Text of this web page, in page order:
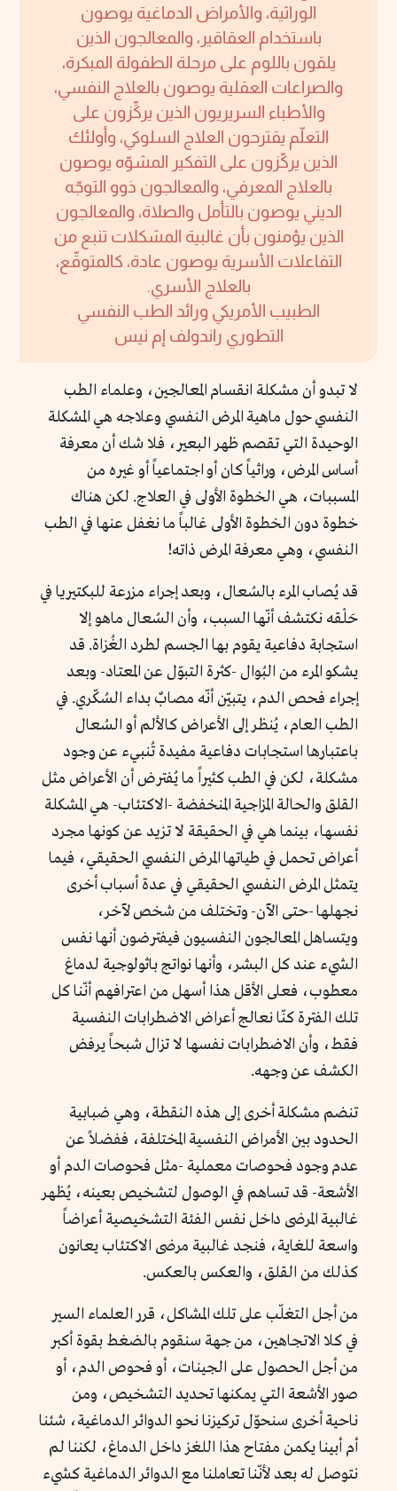
الوراثية، والأمراض الدماغية يوصون
باستخدام العقاقير، والمعالجون الذين
يلقون باللوم على مرحلة الطفولة المبكرة،
والصراعات العقلية يوصون بالعلاج النفسي،
والأطباء السريريون الذين يركِّزون على
التعلّم يقترحون العلاج السلوكي، وأولئك
الذين يركّزون على التفكير المشوّه يوصون
بالعلاج المعرفي، والمعالجون ذوو التوجّه
الديني يوصون بالتأمل والصلاة، والمعالجون
الذين يؤمنون بأن غالبية المشكلات تنبع من
التفاعلات الأسرية يوصون عادة، كالمتوقّع،
بالعلاج الأسري.
الطبيب الأمريكي ورائد الطب النفسي
التطوري راندولف إم نيس
لا تبدو أن مشكلة انقسام المعالجين، وعلماء الطب
النفسي حول ماهية المرض النفسي وعلاجه هي المشكلة
الوحيدة التي تقصم ظهر البعير، فلا شك أن معرفة
أساس المرض، وراثياً كان أو اجتماعياً أو غيره من
المسببات، هي الخطوة الأولى في العلاج. لكن هناك
خطوة دون الخطوة الأولى غالباً ما نغفل عنها في الطب
النفسي، وهي معرفة المرض ذاته!
قد يُصاب المرء بالسُعال، وبعد إجراء مزرعة للبكتيريا في
حَلْقه نكتشف أنّها السبب، وأن السُعال ماهو إلا
استجابة دفاعية يقوم بها الجسم لطرد الغُزاة. قد
يشكو المرء من البُوال -كثرة التبوّل عن المعتاد- وبعد
إجراء فحص الدم، يتبيّن أنّه مصابٌ بداء السُكّري. في
الطب العام، يُنظر إلى الأعراض كالألم أو السُعال
باعتبارها استجابات دفاعية مفيدة تُنبيء عن وجود
مشكلة، لكن في الطب كثيراً ما يُفترض أن الأعراض مثل
القلق والحالة المزاجية المنخفضة -الاكتئاب- هي المشكلة
نفسها، بينما هي في الحقيقة لا تزيد عن كونها مجرد
أعراض تحمل في طياتها المرض النفسي الحقيقي، فيما
يتمثل المرض النفسي الحقيقي في عدة أسباب أخرى
نجهلها -حتى الآن- وتختلف من شخص لآخر،
ويتساهل المعالجون النفسيون فيفترضون أنها نفس
الشيء عند كل البشر، وأنها نواتج باثولوجية لدماغ
معطوب، فعلى الأقل هذا أسهل من اعترافهم أنّنا كل
تلك الفترة كنّا نعالج أعراض الاضطرابات النفسية
فقط، وأن الاضطرابات نفسها لا تزال شبحاً يرفض
الكشف عن وجهه.
تنضم مشكلة أخرى إلى هذه النقطة، وهي ضبابية
الحدود بين الأمراض النفسية المختلفة، ففضلاً عن
عدم وجود فحوصات معملية -مثل فحوصات الدم أو
الأشعة- قد تساهم في الوصول لتشخيص بعينه، يُظهر
غالبية المرضى داخل نفس الفئة التشخيصية أعراضاً
واسعة للغاية، فنجد غالبية مرضى الاكتئاب يعانون
كذلك من القلق، والعكس بالعكس.
من أجل التغلّب على تلك المشاكل، قرر العلماء السير
في كلا الاتجاهين، من جهة سنقوم بالضغط بقوة أكبر
من أجل الحصول على الجينات، أو فحوص الدم، أو
صور الأشعة التي يمكنها تحديد التشخيص، ومن
ناحية أخرى سنحوّل تركيزنا نحو الدوائر الدماغية، شئنا
أم أبينا يكمن مفتاح هذا اللغز داخل الدماغ، لكننا لم
نتوصل له بعد لأنّنا تعاملنا مع الدوائر الدماغية كشيء